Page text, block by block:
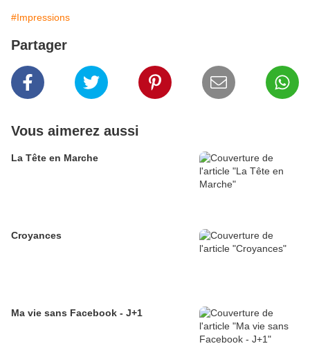
#Impressions
Partager
Vous aimerez aussi
La Tête en Marche
Croyances
Ma vie sans Facebook - J+1